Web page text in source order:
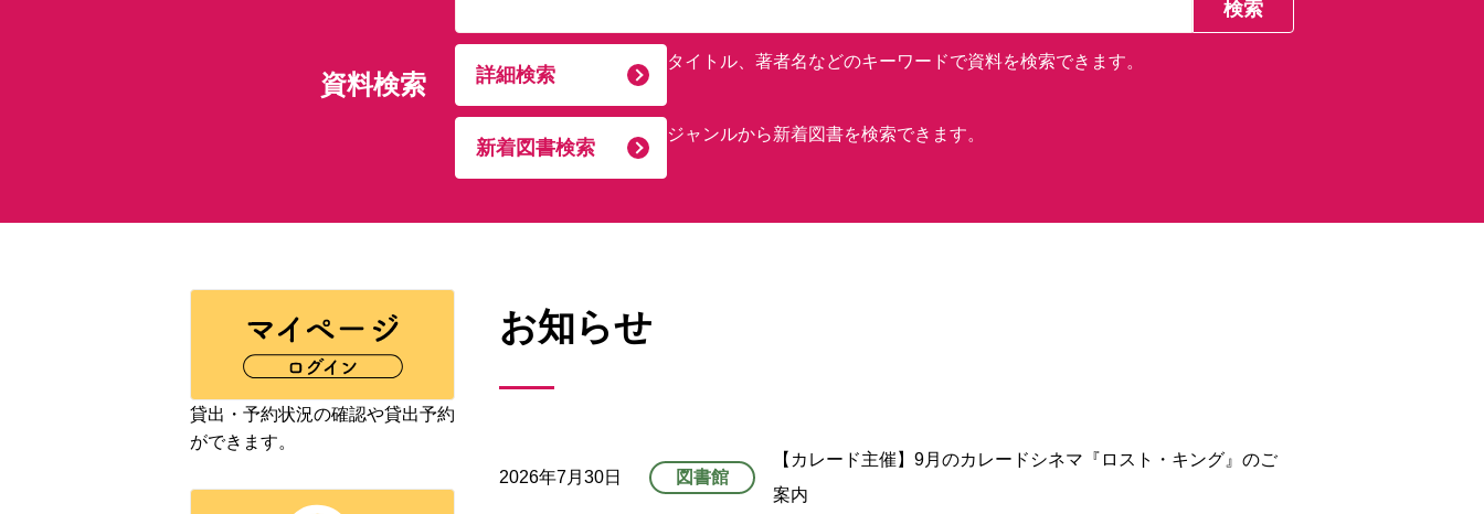
資料検索 詳細検索
タイトル、著者名などのキーワードで資料を検索できます。
新着図書検索
ジャンルから新着図書を検索できます。
貸出・予約状況の確認や貸出予約
ができます。
お知らせ
2026年7月30日 図書館
【カレード主催】9月のカレードシネマ『ロスト・キング』のご
案内